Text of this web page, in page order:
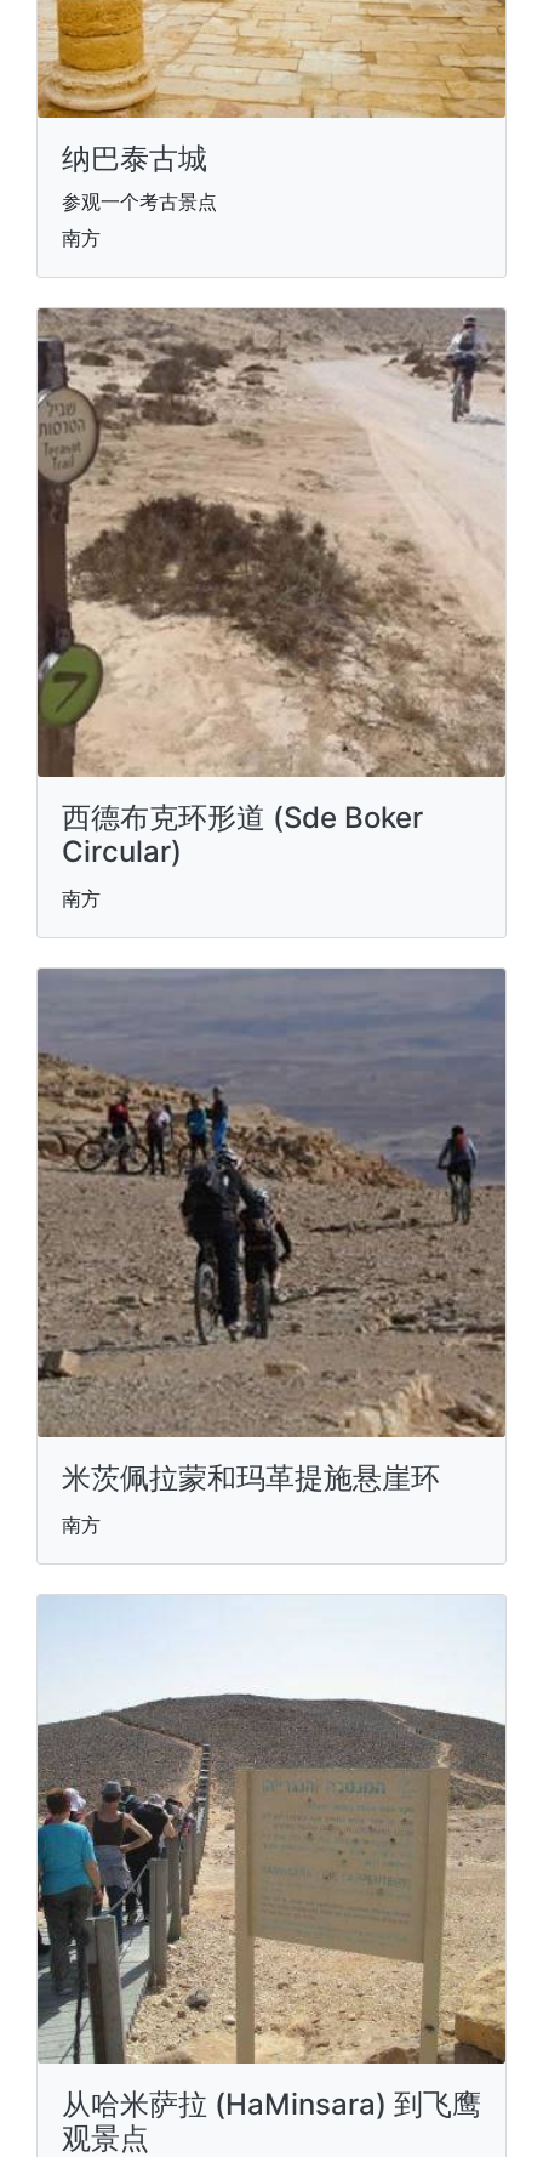
纳巴泰古城
参观一个考古景点
南方
西德布克环形道 (Sde Boker
Circular)
南方
米茨佩拉蒙和玛革提施悬崖环
南方
从哈米萨拉 (HaMinsara) 到飞鹰
观景点